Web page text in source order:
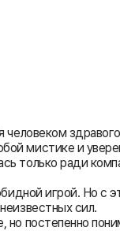
мистике и
только ради
игрой. Но с
сил.
постепенно